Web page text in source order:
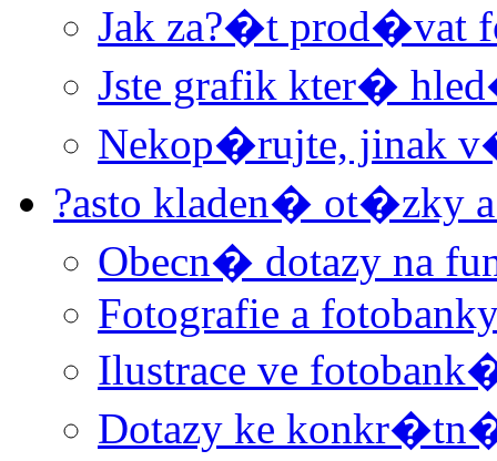
Jak za?�t prod�vat
Jste grafik kter�
Nekop�rujte, jinak
?asto kladen� ot�zky
Obecn� dotazy na
Fotografie a
Ilustrace ve
Dotazy ke